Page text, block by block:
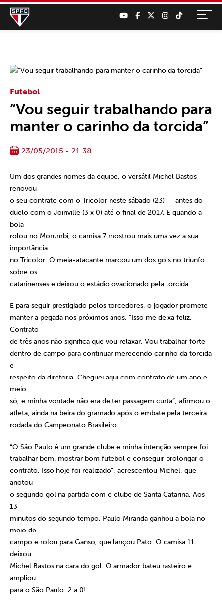
Futebol
“Vou seguir trabalhando para
manter o carinho da torcida”
23/05/2015 - 21:38
Um dos grandes nomes da equipe, o versátil Michel Bastos
renovou
o seu contrato com o Tricolor neste sábado (23) – antes do
duelo com o Joinville (3 x 0) até o final de 2017. E quando a
bola
rolou no Morumbi, o camisa 7 mostrou mais uma vez a sua
importância
no Tricolor. O meia-atacante marcou um dos gols no triunfo
sobre os
catarinenses e deixou o estádio ovacionado pela torcida.
E para seguir prestigiado pelos torcedores, o jogador promete
manter a pegada nos próximos anos. “Isso me deixa feliz.
Contrato
de três anos não significa que vou relaxar. Vou trabalhar forte
dentro de campo para continuar merecendo carinho da torcida
e
respeito da diretoria. Cheguei aqui com contrato de um ano e
meio
só, e minha vontade não era de ter passagem curta”, afirmou o
atleta, ainda na beira do gramado após o embate pela terceira
rodada do Campeonato Brasileiro.
“O São Paulo é um grande clube e minha intenção sempre foi
trabalhar bem, mostrar bom futebol e conseguir prolongar o
contrato. Isso hoje foi realizado”, acrescentou Michel, que
anotou
o segundo gol na partida com o clube de Santa Catarina. Aos
13
minutos do segundo tempo, Paulo Miranda ganhou a bola no
meio de
campo e rolou para Ganso, que lançou Pato. O camisa 11
deixou
Michel Bastos na cara do gol. O armador bateu rasteiro e
ampliou
para o São Paulo: 2 a 0!